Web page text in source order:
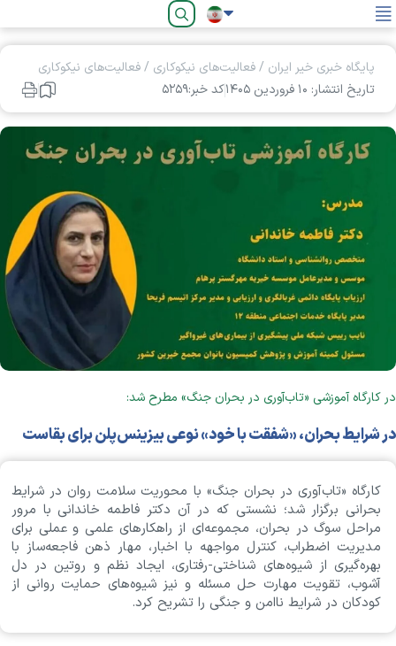
فارسی
پایگاه خبری خیر ایران /فعالیت‌های نیکوکاری /فعالیت‌های نیکوکاری
تاریخ انتشار: ۱۰ فروردين ۱۴۰۵
کد خبر:۵۲۵۹
در کارگاه آموزشی «تاب‌آوری در بحران جنگ» مطرح شد:
در شرایط بحران، «شفقت با خود» نوعی بیزینس‌پلن برای بقاست
کارگاه «تاب‌آوری در بحران جنگ» با محوریت سلامت روان در شرایط
بحرانی برگزار شد؛ نشستی که در آن دکتر فاطمه خاندانی با مرور
مراحل سوگ در بحران، مجموعه‌ای از راهکار‌های علمی و عملی برای
مدیریت اضطراب، کنترل مواجهه با اخبار، مهار ذهن فاجعه‌ساز با
بهره‌گیری از شیوه‌های شناختی-رفتاری، ایجاد نظم و روتین در دل
آشوب، تقویت مهارت حل مسئله و نیز شیوه‌های حمایت روانی از
کودکان در شرایط ناامن و جنگی را تشریح کرد.